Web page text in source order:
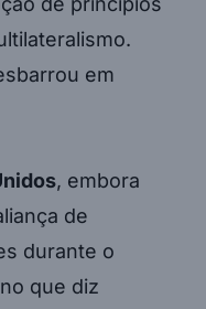
em
, embora
de
durante o
que diz